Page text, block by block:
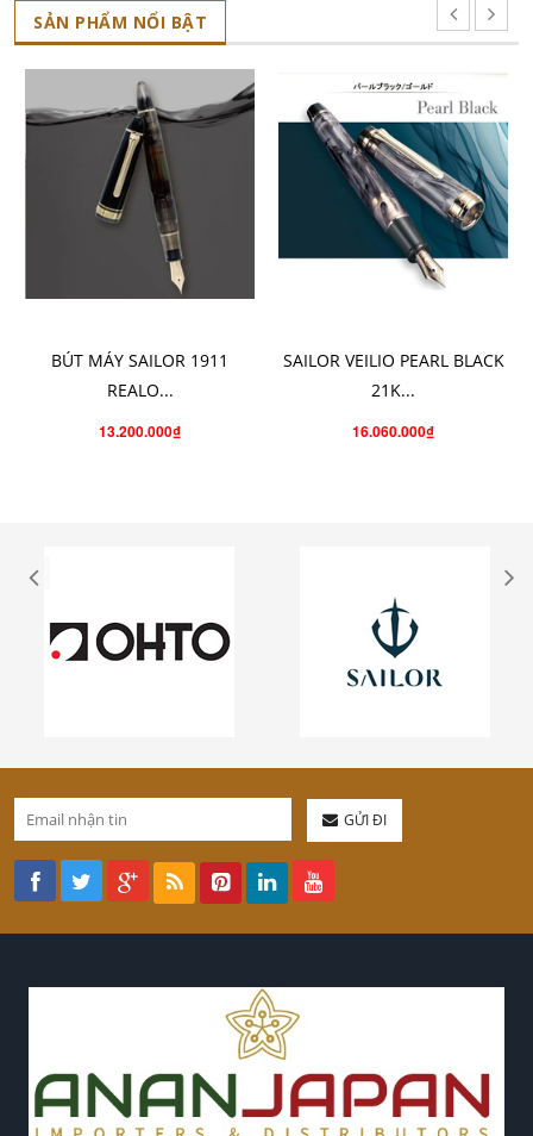
SẢN PHẨM NỔI BẬT
BÚT MÁY SAILOR 1911
REALO...
13.200.000₫
SAILOR VEILIO PEARL BLACK
21K...
16.060.000₫
GỬI ĐI